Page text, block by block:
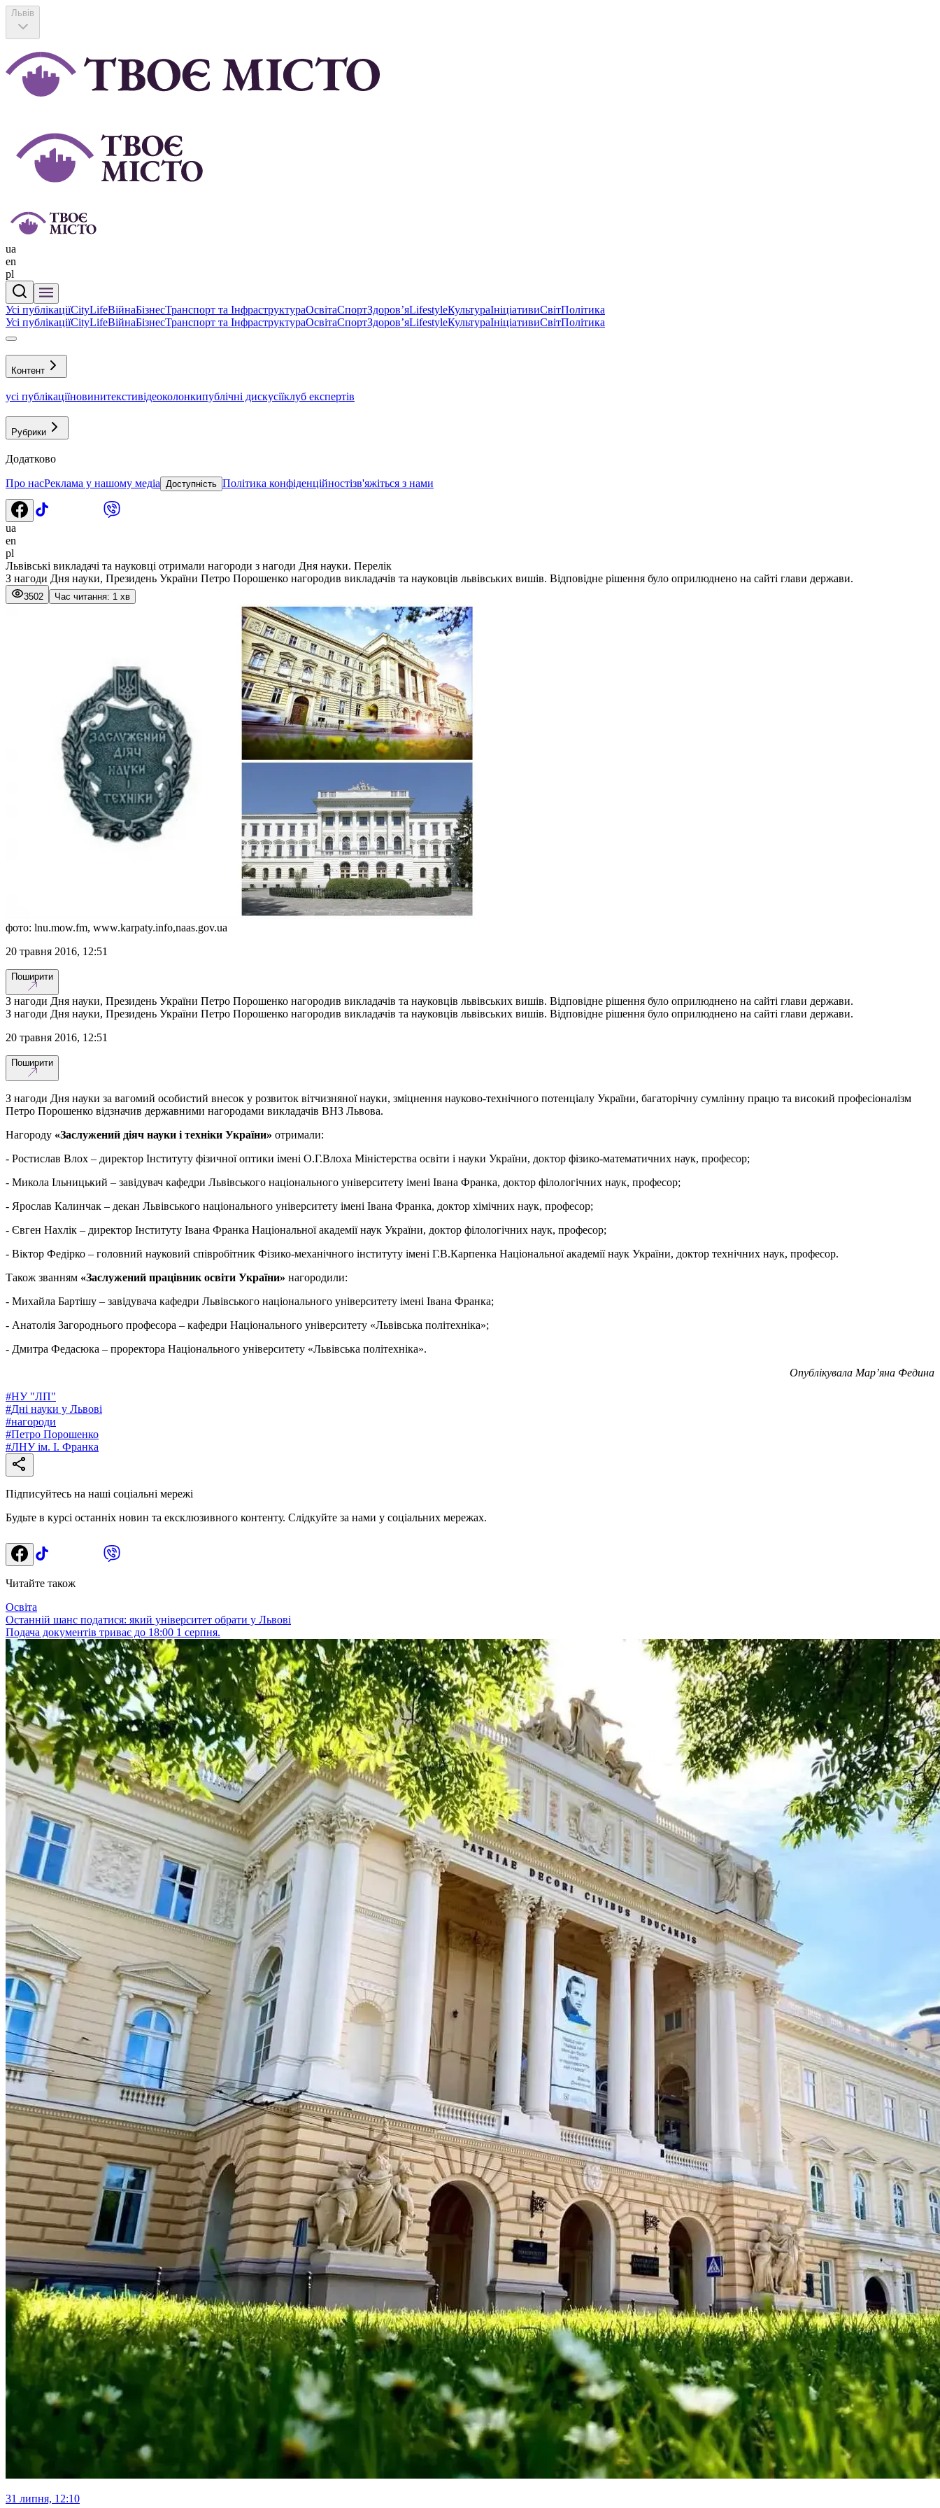
Львів
ua
en
pl
Усі публікаціїCityLifeВійнаБізнесТранспорт та ІнфраструктураОсвітаСпортЗдоровʼяLifestyleКультураІніціативиСвітПолітика
Усі публікаціїCityLifeВійнаБізнесТранспорт та ІнфраструктураОсвітаСпортЗдоровʼяLifestyleКультураІніціативиСвітПолітика
Контент
усі публікаціїновинитекстивідеоколонкипублічні дискусіїклуб експертів
Рубрики
Додатково
Про насРеклама у нашому медіа Доступність Політика конфіденційностізв'яжіться з нами
ua
en
pl
Львівські викладачі та науковці отримали нагороди з нагоди Дня науки. Перелік
З нагоди Дня науки, Президень України Петро Порошенко нагородив викладачів та науковців львівських вишів. Відповідне рішення було оприлюднено на сайті глави держави.
3502 Час читання: 1 хв
фото: lnu.mow.fm, www.karpaty.info,naas.gov.ua
20 травня 2016, 12:51
Поширити
З нагоди Дня науки, Президень України Петро Порошенко нагородив викладачів та науковців львівських вишів. Відповідне рішення було оприлюднено на сайті глави держави.
З нагоди Дня науки, Президень України Петро Порошенко нагородив викладачів та науковців львівських вишів. Відповідне рішення було оприлюднено на сайті глави держави.
20 травня 2016, 12:51
Поширити
З нагоди Дня науки за вагомий особистий внесок у розвиток вітчизняної науки, зміцнення науково-технічного потенціалу України, багаторічну сумлінну працю та високий професіоналізм
Петро Порошенко відзначив державними нагородами викладачів ВНЗ Львова.
Нагороду «Заслужений діяч науки і техніки України» отримали:
- Ростислав Влох – директор Інституту фізичної оптики імені О.Г.Влоха Міністерства освіти і науки України, доктор фізико-математичних наук, професор;
- Микола Ільницький – завідувач кафедри Львівського національного університету імені Івана Франка, доктор філологічних наук, професор;
- Ярослав Калинчак – декан Львівського національного університету імені Івана Франка, доктор хімічних наук, професор;
- Євген Нахлік – директор Інституту Івана Франка Національної академії наук України, доктор філологічних наук, професор;
- Віктор Федірко – головний науковий співробітник Фізико-механічного інституту імені Г.В.Карпенка Національної академії наук України, доктор технічних наук, професор.
Також званням «Заслужений працівник освіти України» нагородили:
- Михайла Бартішу – завідувача кафедри Львівського національного університету імені Івана Франка;
- Анатолія Загороднього професора – кафедри Національного університету «Львівська політехніка»;
- Дмитра Федасюка – проректора Національного університету «Львівська політехніка».
Опублікувала Мар’яна Федина
#НУ "ЛП"
#Дні науки у Львові
#нагороди
#Петро Порошенко
#ЛНУ ім. І. Франка
Підписуйтесь на наші соціальні мережі
Будьте в курсі останніх новин та ексклюзивного контенту. Слідкуйте за нами у соціальних мережах.
Читайте також
Освіта
Останній шанс податися: який університет обрати у Львові
Подача документів триває до 18:00 1 серпня.
31 липня, 12:10